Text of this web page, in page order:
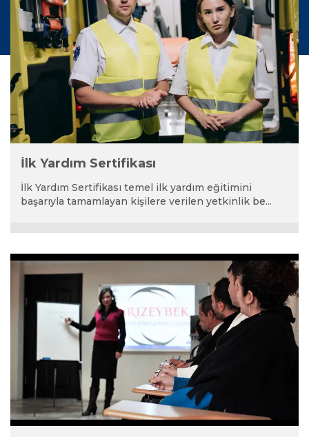
İlk Yardım Sertifikası
İlk Yardım Sertifikası temel ilk yardım eğitimini
başarıyla tamamlayan kişilere verilen yetkinlik be...